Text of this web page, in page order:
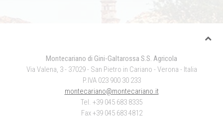
Montecariano di Gini-Galtarossa S.S. Agricola
Via Valena, 3 - 37029 - San Pietro in Cariano - Verona - Italia
P.IVA 023 900 30 233
montecariano@montecariano.it
Tel. +39 045 683 8335
Fax +39 045 683 4812